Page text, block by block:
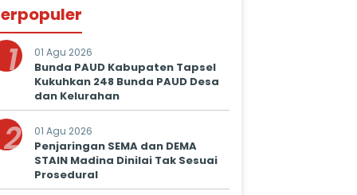
1 01 Agu 2026
Bunda PAUD Kabupaten Tapsel
Kukuhkan 248 Bunda PAUD Desa
dan Kelurahan
2 01 Agu 2026
Penjaringan SEMA dan DEMA
STAIN Madina Dinilai Tak Sesuai
Prosedural